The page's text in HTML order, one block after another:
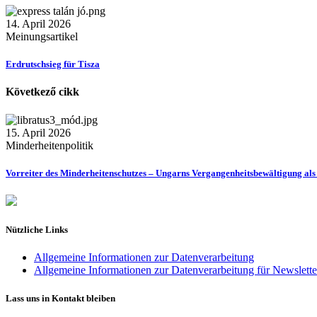
14. April 2026
Meinungsartikel
Erdrutschsieg für Tisza
Következő cikk
15. April 2026
Minderheitenpolitik
Vorreiter des Minderheitenschutzes – Ungarns Vergangenheitsbewältigung
Nützliche Links
Allgemeine Informationen zur Datenverarbeitung
Allgemeine Informationen zur Datenverarbeitung für
Lass uns in Kontakt bleiben